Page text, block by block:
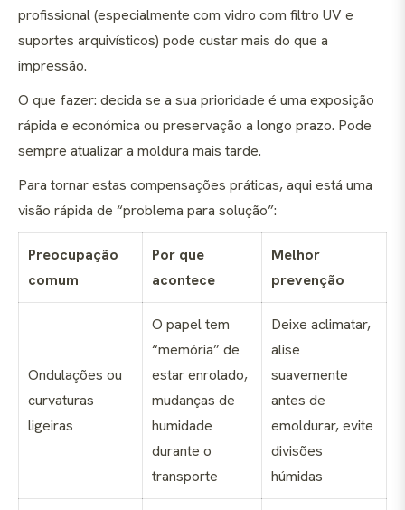
profissional (especialmente com vidro com filtro UV e
suportes arquivísticos) pode custar mais do que a
impressão.
O que fazer: decida se a sua prioridade é uma exposição
rápida e económica ou preservação a longo prazo. Pode
sempre atualizar a moldura mais tarde.
Para tornar estas compensações práticas, aqui está uma
visão rápida de “problema para solução”:
Preocupação
comum
Por que
acontece
Melhor
prevenção
Ondulações ou
curvaturas
ligeiras
O papel tem
“memória” de
estar enrolado,
mudanças de
humidade
durante o
transporte
Deixe aclimatar,
alise
suavemente
antes de
emoldurar, evite
divisões
húmidas